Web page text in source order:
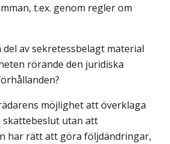
t.ex. genom regler om
av sekretessbelagt material
rörande den juridiska
möjlighet att överklaga
utan att
har rätt att göra följdändringar,